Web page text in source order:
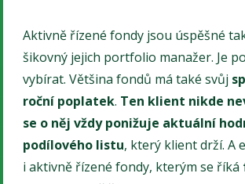
Aktivně řízené fondy jsou úspěšné
šikovný jejich portfolio manažer. Je
vybírat. Většina fondů má také svůj
roční poplatek. Ten klient nikde
se o něj vždy ponižuje aktuální
podílového listu, který klient drží. A
i aktivně řízené fondy, kterým se říká